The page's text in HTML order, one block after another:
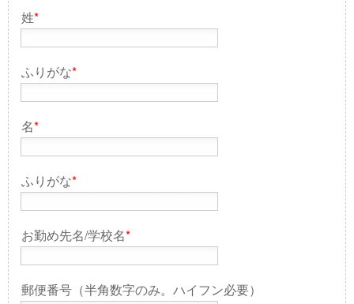
姓*
ふりがな*
名*
ふりがな*
お勤め先名/学校名*
郵便番号（半角数字のみ。ハイフン必要）